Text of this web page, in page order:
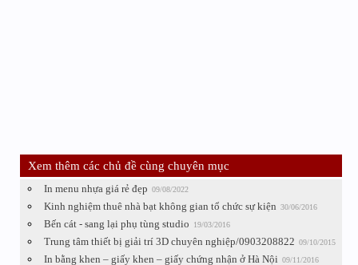
Xem thêm các chủ đề cùng chuyên mục
In menu nhựa giá rẻ đẹp 09/08/2022
Kinh nghiệm thuê nhà bạt không gian tổ chức sự kiện 30/06/2016
Bến cát - sang lại phụ tùng studio 19/03/2016
Trung tâm thiết bị giải trí 3D chuyên nghiệp/0903208822 09/10/2015
In bằng khen – giấy khen – giấy chứng nhận ở Hà Nội 09/11/2016